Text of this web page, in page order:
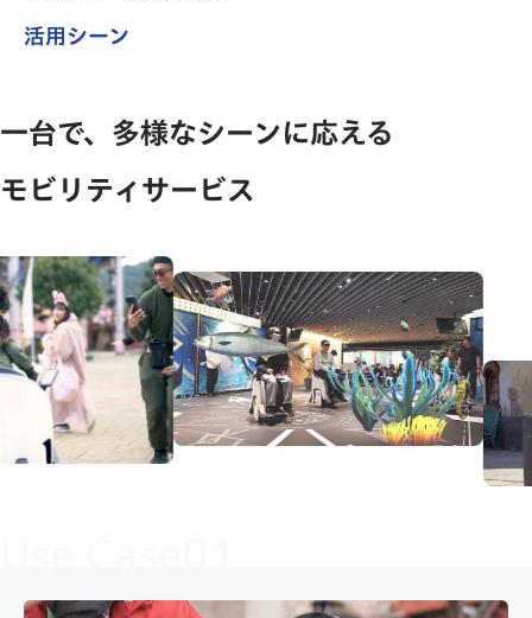
活用シーン
一台で、多様なシーンに応える
モビリティサービス